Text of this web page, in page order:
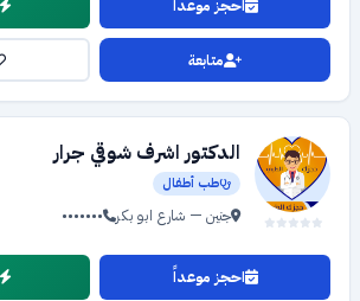
احجز موعداً
متابعة
الدكتور اشرف شوقي جرار
طب أطفال
جنين — شارع ابو بكر •••••••
احجز موعداً